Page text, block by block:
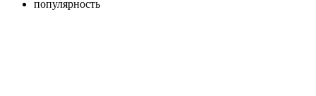
популярность